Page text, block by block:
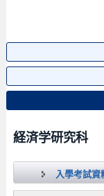
経済学研究科
入學考試資